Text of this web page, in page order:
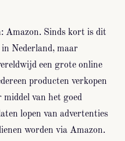
Amazon. Sinds kort is dit
Nederland, maar
een grote online
producten verkopen
van het goed
lopen van advertenties
worden via Amazon.